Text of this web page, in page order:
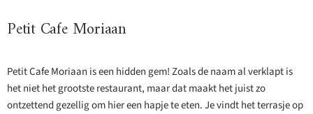
Petit Cafe Moriaan
Petit Cafe Moriaan is een hidden gem! Zoals de naam al verklapt is
het niet het grootste restaurant, maar dat maakt het juist zo
ontzettend gezellig om hier een hapje te eten. Je vindt het terrasje op